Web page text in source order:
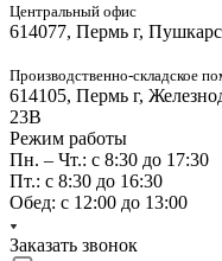
Центральный офис
614077, Пермь г,
Производственно-складское
614105, Пермь г,
23В
Режим работы
Пн. – Чт.: с 8:30 до 17:30
Пт.: с 8:30 до 16:30
Обед: с 12:00 до 13:00
Заказать звонок